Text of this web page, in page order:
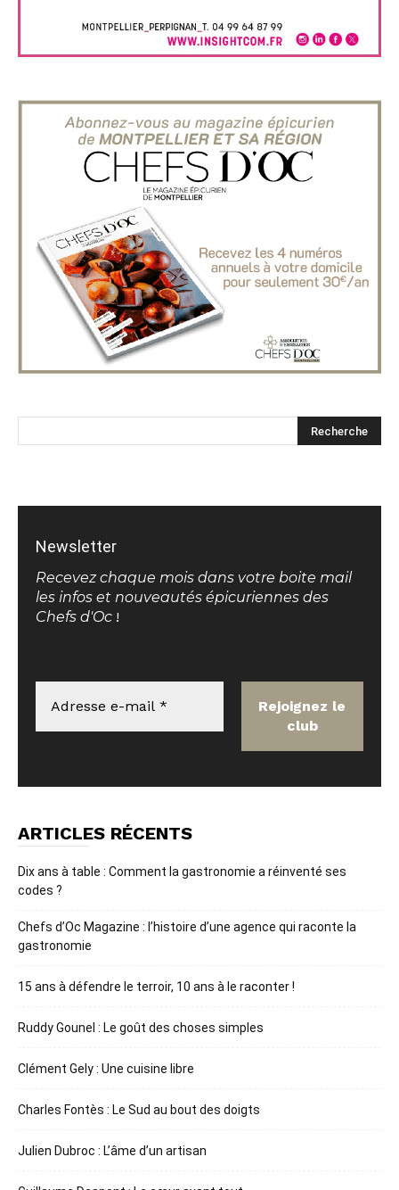
Newsletter
Recevez chaque mois dans votre boite mail
les infos et nouveautés épicuriennes des
Chefs d'Oc !
ARTICLES RÉCENTS
Dix ans à table : Comment la gastronomie a réinventé ses
codes ?
Chefs d’Oc Magazine : l’histoire d’une agence qui raconte la
gastronomie
15 ans à défendre le terroir, 10 ans à le raconter !
Ruddy Gounel : Le goût des choses simples
Clément Gely : Une cuisine libre
Charles Fontès : Le Sud au bout des doigts
Julien Dubroc : L’âme d’un artisan